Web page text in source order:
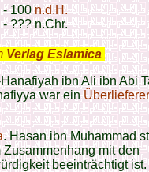
- 100n.d.H.
- ??? n.Chr.
Verlag Eslamica
ibn Ali ibn Abi
war ein
. Hasan ibn Muhammad
mit den
beeinträchtigt ist.